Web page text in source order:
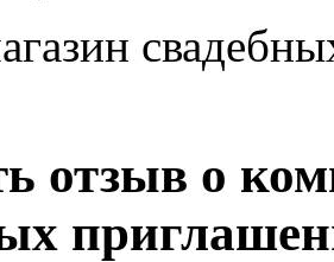
отзыв о